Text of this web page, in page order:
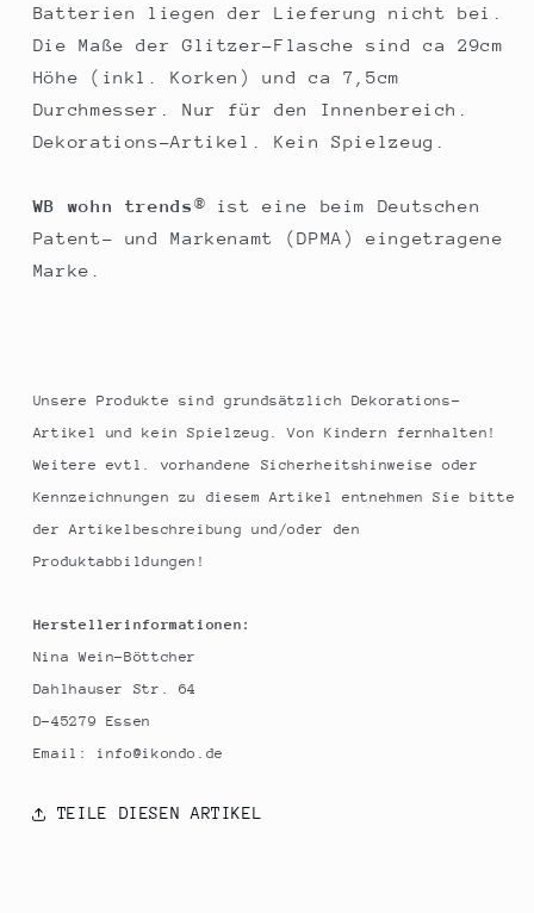
Batterien liegen der Lieferung nicht bei.
Die Maße der Glitzer-Flasche sind ca 29cm
Höhe (inkl. Korken) und ca 7,5cm
Durchmesser. Nur für den Innenbereich.
Dekorations-Artikel. Kein Spielzeug.
WB wohn trends® ist eine beim Deutschen
Patent- und Markenamt (DPMA) eingetragene
Marke.
Unsere Produkte sind grundsätzlich Dekorations-
Artikel und kein Spielzeug. Von Kindern fernhalten!
Weitere evtl. vorhandene Sicherheitshinweise oder
Kennzeichnungen zu diesem Artikel entnehmen Sie bitte
der Artikelbeschreibung und/oder den
Produktabbildungen!
Herstellerinformationen:
Nina Wein-Böttcher
Dahlhauser Str. 64
D-45279 Essen
Email: info@ikondo.de
TEILE DIESEN ARTIKEL